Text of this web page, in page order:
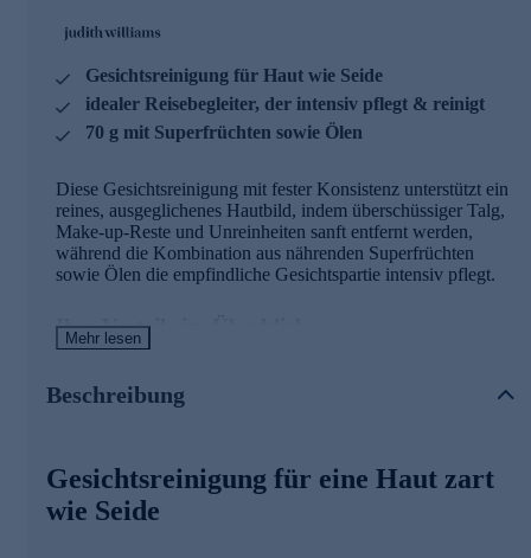
Gesichtsreinigung für Haut wie Seide
idealer Reisebegleiter, der intensiv pflegt & reinigt
70 g mit Superfrüchten sowie Ölen
Diese Gesichtsreinigung mit fester Konsistenz unterstützt ein
reines, ausgeglichenes Hautbild, indem überschüssiger Talg,
Make-up-Reste und Unreinheiten sanft entfernt werden,
während die Kombination aus nährenden Superfrüchten
sowie Ölen die empfindliche Gesichtspartie intensiv pflegt.
Ihre Vorteile im Überblick
- konzentrierte Wirkstoffkombination
- Gesichtsreinigung für eine Haut so zart wie Seide
Hauptwirkstoff: OMEGABERRY®
Mehr lesen
Beschreibung
Gesichtsreinigung für eine Haut zart
wie Seide